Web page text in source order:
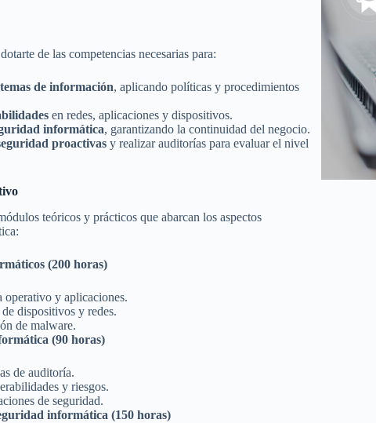
de las competencias necesarias para:
de información, aplicando políticas y procedimientos
en redes, aplicaciones y dispositivos.
informática, garantizando la continuidad del negocio.
proactivas y realizar auditorías para evaluar el nivel
teóricos y prácticos que abarcan los aspectos
(200 horas)
operativo y aplicaciones.
dispositivos y redes.
de malware.
(90 horas)
de auditoría.
y riesgos.
de seguridad.
informática (150 horas)